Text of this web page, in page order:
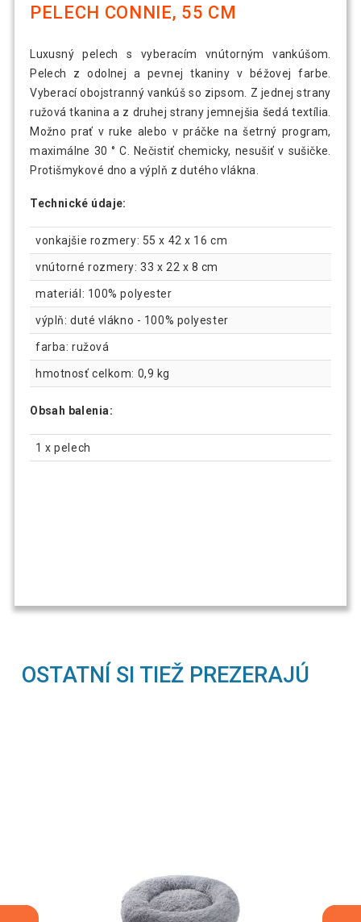
PELECH CONNIE, 55 CM
Luxusný pelech s vyberacím vnútorným vankúšom.
Pelech z odolnej a pevnej tkaniny v béžovej farbe.
Vyberací obojstranný vankúš so zipsom. Z jednej strany
ružová tkanina a z druhej strany jemnejšia šedá textília.
Možno prať v ruke alebo v práčke na šetrný program,
maximálne 30 ° C. Nečistiť chemicky, nesušiť v sušičke.
Protišmykové dno a výplň z dutého vlákna.
Technické údaje:
vonkajšie rozmery: 55 x 42 x 16 cm
vnútorné rozmery: 33 x 22 x 8 cm
materiál: 100% polyester
výplň: duté vlákno - 100% polyester
farba: ružová
hmotnosť celkom: 0,9 kg
Obsah balenia:
1 x pelech
OSTATNÍ SI TIEŽ PREZERAJÚ